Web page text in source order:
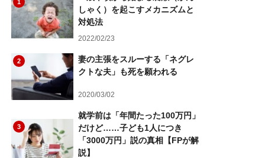
1
しゃく）を起こすメカニズムと
対処法
2022/02/23
2
妻の主張をスルーする「ネグレ
クトな夫」も死を願われる
2020/03/02
3
就学前は「年間たった100万円」
だけど……子ども1人につき
「3000万円」説の真相【FPが解
説】